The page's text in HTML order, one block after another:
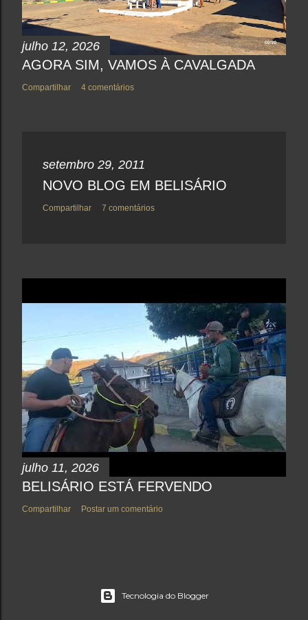
julho 12, 2026
AGORA SIM, VAMOS À CAVALGADA
Compartilhar 4 comentários
setembro 29, 2011
NOVO BLOG EM BELISÁRIO
Compartilhar 7 comentários
julho 11, 2026
BELISÁRIO ESTÁ FERVENDO
Compartilhar Postar um comentário
Tecnologia do Blogger